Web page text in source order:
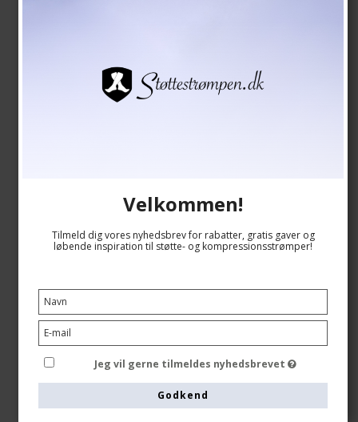
Medicinske Kompressionsstrømpebukser Klasse 2,
RelaxSan
Velkommen!
Tilmeld dig vores nyhedsbrev for rabatter, gratis gaver og
løbende inspiration til støtte- og kompressionsstrømper!
Jeg vil gerne tilmeldes nyhedsbrevet
Godkend